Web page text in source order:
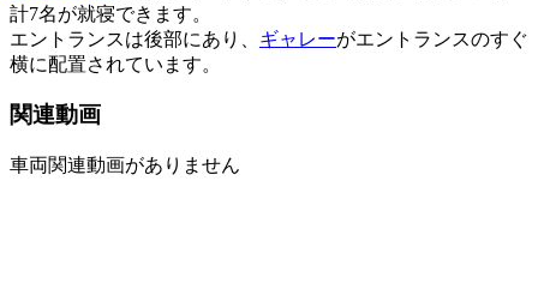
計7名が就寝できます。
エントランスは後部にあり、 ギャレーがエントランスのすぐ
横に配置されています。
関連動画
車両関連動画がありません